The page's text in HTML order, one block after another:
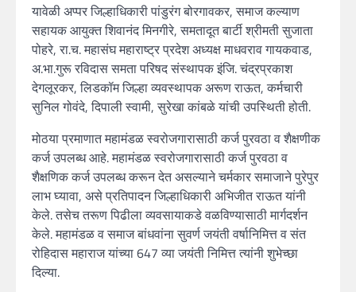
यावेळी अप्पर जिल्हाधिकारी पांडुरंग बोरगावकर, समाज कल्याण
सहायक आयुक्त शिवानंद मिनगीरे, समतादूत बार्टी श्रीमती सुजाता
पोहरे, रा.च. महासंघ महाराष्ट्र प्रदेश अध्यक्ष माधवराव गायकवाड,
अ.भा.गुरू रविदास समता परिषद संस्थापक इंजि. चंद्रप्रकाश
देगलूरकर, लिडकॉम जिल्हा व्यवस्थापक अरूण राऊत, कर्मचारी
सुनिल गोवंदे, दिपाली स्वामी, सुरेखा कांबळे यांची उपस्थिती होती.
मोठया प्रमाणात महामंडळ स्वरोजगारासाठी कर्ज पुरवठा व शैक्षणीक
कर्ज उपलब्ध आहे. महामंडळ स्वरोजगारासाठी कर्ज पुरवठा व
शैक्षणिक कर्ज उपलब्ध करून देत असल्याने चर्मकार समाजाने पुरेपुर
लाभ घ्यावा, असे प्रतिपादन जिल्हाधिकारी अभिजीत राऊत यांनी
केले. तसेच तरूण पिढीला व्यवसायाकडे वळविण्यासाठी मार्गदर्शन
केले. महामंडळ व समाज बांधवांना सुवर्ण जयंती वर्षानिमित्त व संत
रोहिदास महाराज यांच्या 647 व्या जयंती निमित्त त्यांनी शुभेच्छा
दिल्या.